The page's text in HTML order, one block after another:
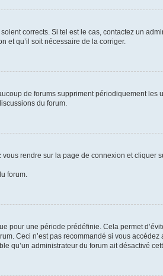
corrects. Si tel est le cas, contactez un
et qu’il soit nécessaire de la corriger.
de forums suppriment périodiquement les
du forum.
rendre sur la page de connexion et cliquer
forum.
pour une période prédéfinie. Cela permet
Ceci n’est pas recommandé si vous
qu’un administrateur du forum ait désactivé